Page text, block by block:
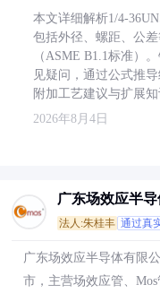
本文详细解析1/4-
包括外径、螺距、公
（ASME B1.1标准）
见疑问，通过公式推
附加工艺建议与扩展知
2026年8月4日
广东场效应半导
法人:朱桂丰 通过真
广东场效应半导体有限
市，主营场效应管、